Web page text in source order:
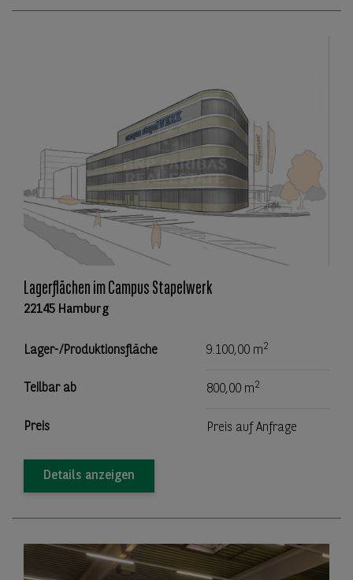
Lagerflächen im Campus Stapelwerk
22145 Hamburg
Lager-/Produktionsfläche 9.100,00 m2
Teilbar ab 800,00 m2
Preis Preis auf Anfrage
Details anzeigen